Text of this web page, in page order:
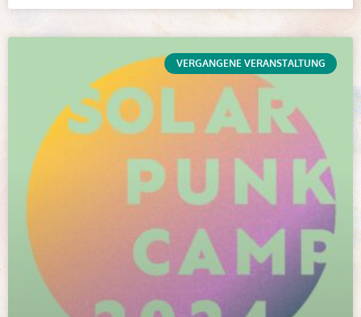
VERGANGENE VERANSTALTUNG